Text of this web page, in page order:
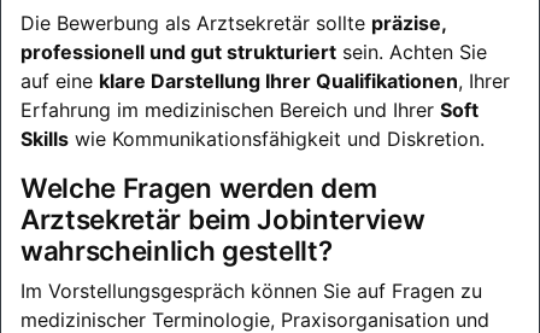
Die Bewerbung als Arztsekretär sollte präzise,
professionell und gut strukturiert sein. Achten Sie
auf eine klare Darstellung Ihrer Qualifikationen, Ihrer
Erfahrung im medizinischen Bereich und Ihrer Soft
Skills wie Kommunikationsfähigkeit und Diskretion.
Welche Fragen werden dem
Arztsekretär beim Jobinterview
wahrscheinlich gestellt?
Im Vorstellungsgespräch können Sie auf Fragen zu
medizinischer Terminologie, Praxisorganisation und